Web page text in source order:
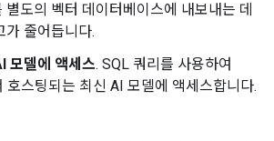
별도의 벡터 데이터베이스에 내보내는 데
가 줄어듭니다.
모델에 액세스. SQL 쿼리를 사용하여
스팅되는 최신 AI 모델에 액세스합니다.